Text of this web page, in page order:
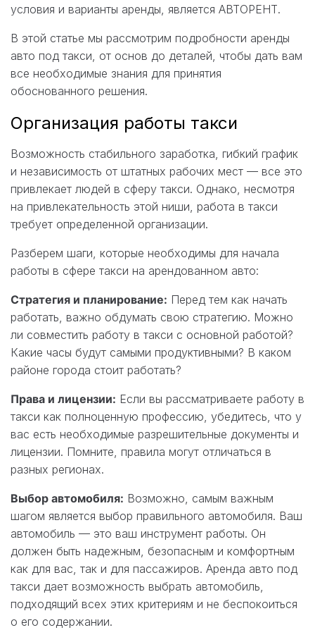
условия и варианты аренды, является АВТОРЕНТ.
В этой статье мы рассмотрим подробности аренды
авто под такси, от основ до деталей, чтобы дать вам
все необходимые знания для принятия
обоснованного решения.
Организация работы такси
Возможность стабильного заработка, гибкий график
и независимость от штатных рабочих мест — все это
привлекает людей в сферу такси. Однако, несмотря
на привлекательность этой ниши, работа в такси
требует определенной организации.
Разберем шаги, которые необходимы для начала
работы в сфере такси на арендованном авто:
Стратегия и планирование: Перед тем как начать
работать, важно обдумать свою стратегию. Можно
ли совместить работу в такси с основной работой?
Какие часы будут самыми продуктивными? В каком
районе города стоит работать?
Права и лицензии: Если вы рассматриваете работу в
такси как полноценную профессию, убедитесь, что у
вас есть необходимые разрешительные документы и
лицензии. Помните, правила могут отличаться в
разных регионах.
Выбор автомобиля: Возможно, самым важным
шагом является выбор правильного автомобиля. Ваш
автомобиль — это ваш инструмент работы. Он
должен быть надежным, безопасным и комфортным
как для вас, так и для пассажиров. Аренда авто под
такси дает возможность выбрать автомобиль,
подходящий всех этих критериям и не беспокоиться
о его содержании.